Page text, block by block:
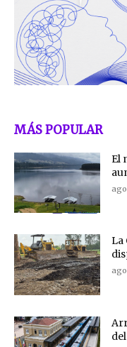
MÁS POPULAR
El
La